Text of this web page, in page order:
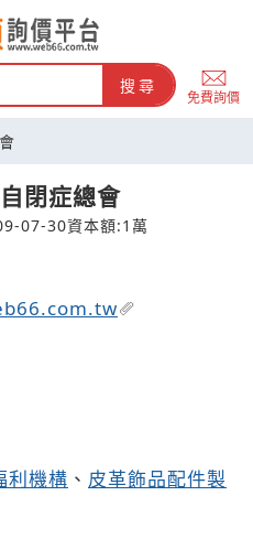
價平台搜尋
免費詢價
閉症總會
07-30資本額:1萬
利機構 、 皮革飾品配件製